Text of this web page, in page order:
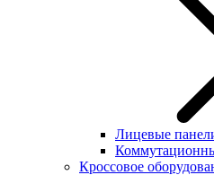
Лицевые
Кроссовое